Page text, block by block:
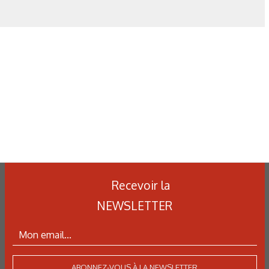
visualisation de l’avancement des lots dans un four à tapis.
d’écran avec archive des courbes d’une charge.
reporting du nombre des charges produites dans quatre fours
identiques.
Recevoir la
NEWSLETTER